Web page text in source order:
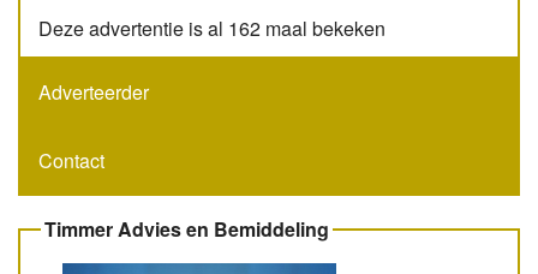
Deze advertentie is al 162 maal bekeken
Adverteerder
Contact
Timmer Advies en Bemiddeling